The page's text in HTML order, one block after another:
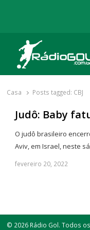
Rádio Gol
Há mais de 20 anos com
Casa Posts tagged: CBJ
Judô: Baby
O judô brasileiro
Aviv, em Israel, neste
fevereiro 20, 2022
© 2026 Rádio Gol. Todos